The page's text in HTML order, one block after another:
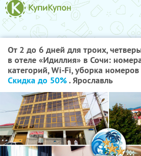
От 2 до 6 дней для троих,
в отеле «Идиллия» в Сочи:
категорий, Wi-Fi, уборка
Скидка до 50%. Ярославль